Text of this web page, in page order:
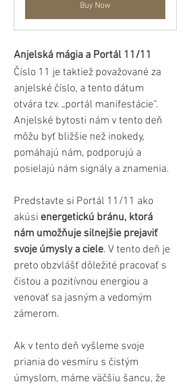
Buy Now
Anjelská mágia a Portál 11/11
Číslo 11 je taktiež považované za
anjelské číslo, a tento dátum
otvára tzv. „portál manifestácie“.
Anjelské bytosti nám v tento deň
môžu byť bližšie než inokedy,
pomáhajú nám, podporujú a
posielajú nám signály a znamenia.
Predstavte si Portál 11/11 ako
akúsi energetickú bránu, ktorá
nám umožňuje silnejšie prejaviť
svoje úmysly a ciele. V tento deň je
preto obzvlášť dôležité pracovať s
čistou a pozitívnou energiou a
venovať sa jasným a vedomým
zámerom.
Ak v tento deň vyšleme svoje
priania do vesmíru s čistým
úmyslom, máme väčšiu šancu, že